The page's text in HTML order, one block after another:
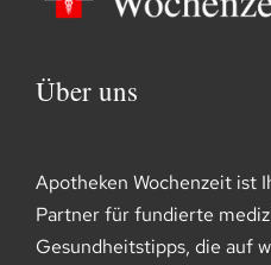
Über uns
Apotheken Wochenzeit ist
Partner für fundierte
Gesundheitstipps, die auf